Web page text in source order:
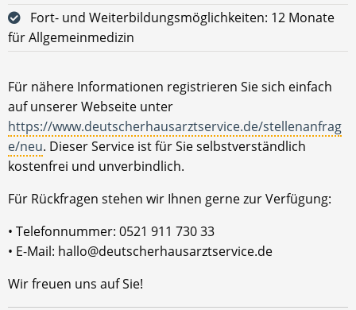
Fort- und Weiterbildungsmöglichkeiten: 12 Monate
für Allgemeinmedizin
Für nähere Informationen registrieren Sie sich einfach
auf unserer Webseite unter
https://www.deutscherhausarztservice.de/stellenanfrag
e/neu. Dieser Service ist für Sie selbstverständlich
kostenfrei und unverbindlich.
Für Rückfragen stehen wir Ihnen gerne zur Verfügung:
• Telefonnummer: 0521 911 730 33
• E-Mail: hallo@deutscherhausarztservice.de
Wir freuen uns auf Sie!